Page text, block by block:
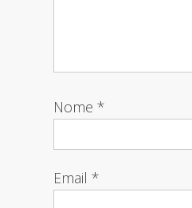
Nome*
Email*